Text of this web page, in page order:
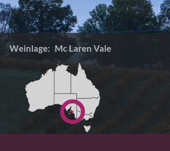
Weinlage: Mc Laren Vale